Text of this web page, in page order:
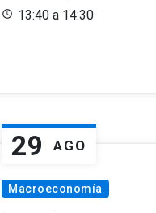
13:40 a 14:30
29 AGO
Macroeconomía